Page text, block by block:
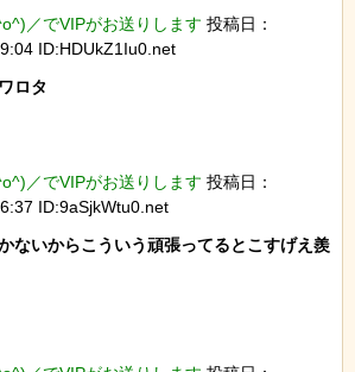
／でVIPがお送りします 投稿日：
ID:HDUkZ1Iu0.net
ロタ
／でVIPがお送りします 投稿日：
ID:9aSjkWtu0.net
ないからこういう頑張ってるとこすげえ羨